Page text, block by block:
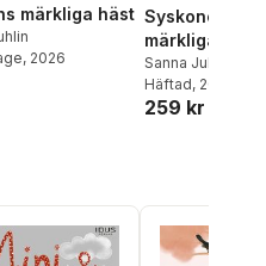
märkliga häst
, 2026
Syskonen
märkliga
Sanna Juhlin
Häftad, 2012
259 kr